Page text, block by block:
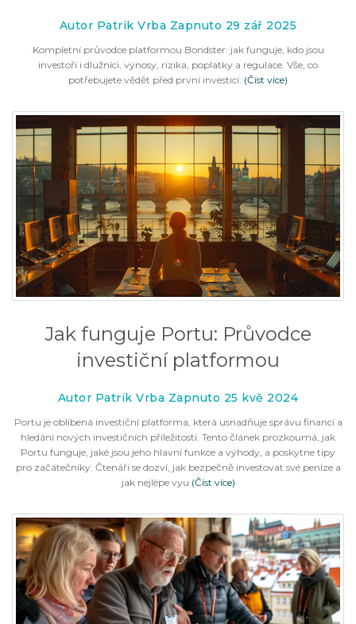
Autor Patrik Vrba Zapnuto 29 zář 2025
Kompletní průvodce platformou Bondster: jak funguje, kdo jsou
investoři i dlužníci, výnosy, rizika, poplatky a regulace. Vše, co
potřebujete vědět před první investicí. (Číst více)
Jak funguje Portu: Průvodce
investiční platformou
Autor Patrik Vrba Zapnuto 25 kvě 2024
Portu je oblíbená investiční platforma, která usnadňuje správu financí a
hledání nových investičních příležitostí. Tento článek prozkoumá, jak
Portu funguje, jaké jsou jeho hlavní funkce a výhody, a poskytne tipy
pro začátečníky. Čtenáři se dozví, jak bezpečně investovat své peníze a
jak nejlépe vyu (Číst více)